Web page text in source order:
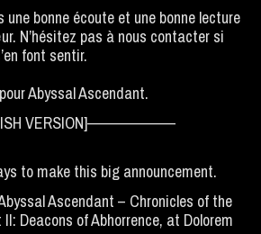
une bonne écoute et une bonne lecture
N’hésitez pas à nous contacter si
font sentir.
Abyssal Ascendant.
VERSION]——————–
to make this big announcement.
Ascendant – Chronicles of the
Deacons of Abhorrence, at Dolorem